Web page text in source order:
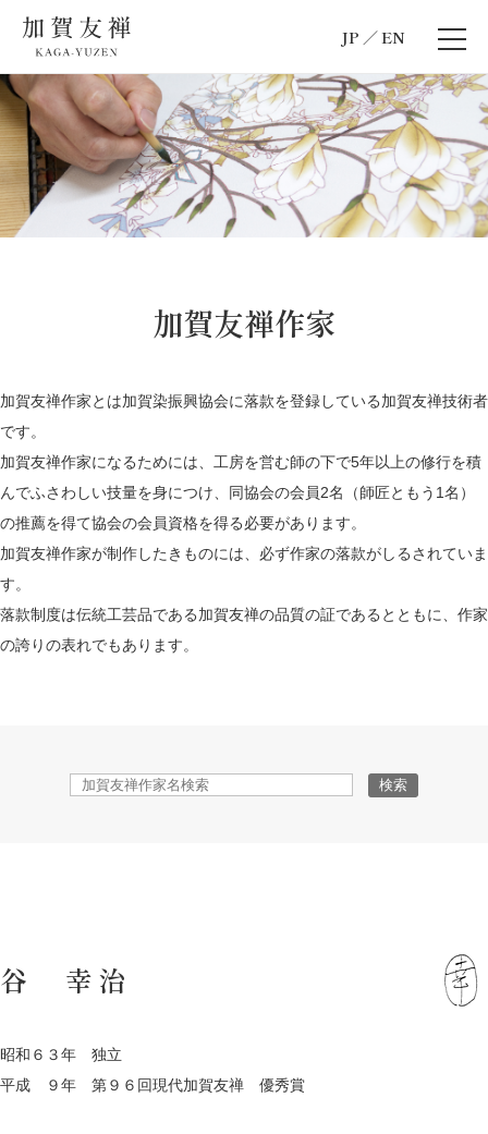
JP EN
加賀友禅作家
加賀友禅作家とは加賀染振興協会に落款を登録している加賀友禅技術者
です。
加賀友禅作家になるためには、工房を営む師の下で5年以上の修行を積
んでふさわしい技量を身につけ、 同協会の会員2名（師匠ともう1名）
の推薦を得て協会の会員資格を得る必要があります。
加賀友禅作家が制作したきものには、必ず作家の落款がしるされていま
す。
落款制度は伝統工芸品である加賀友禅の品質の証であるとともに、作家
の誇りの表れでもあります。
谷 幸治
昭和６３年 独立
平成 ９年 第９６回現代加賀友禅 優秀賞